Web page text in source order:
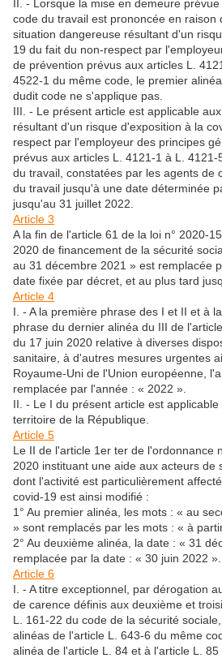
II. - Lorsque la mise en demeure
code du travail est prononcée en raison
situation dangereuse résultant d'un
19 du fait du non-respect par
de prévention prévus aux articles L.
4522-1 du même code, le premier
dudit code ne s'applique pas.
III. - Le présent article est applicable
résultant d'un risque d'exposition à la
respect par l'employeur des principes
prévus aux articles L. 4121-1 à L.
du travail, constatées par les agents de
du travail jusqu'à une date déterminée
jusqu'au 31 juillet 2022.
Article 3
A la fin de l'article 61 de la loi n° 2020-
2020 de financement de la sécurité
au 31 décembre 2021 » est remplacée
date fixée par décret, et au plus tard
Article 4
I. - A la première phrase des I et II et à
phrase du dernier alinéa du III de
du 17 juin 2020 relative à diverses
sanitaire, à d'autres mesures urgentes
Royaume-Uni de l'Union européenne,
remplacée par l'année : « 2022 ».
II. - Le I du présent article est
territoire de la République.
Article 5
Le II de l'article 1er ter de l'ordonnance
2020 instituant une aide aux acteurs de
dont l'activité est particulièrement
covid-19 est ainsi modifié :
1° Au premier alinéa, les mots : « au
» sont remplacés par les mots : « à
2° Au deuxième alinéa, la date : « 31
remplacée par la date : « 30 juin 2022 ».
Article 6
I. - A titre exceptionnel, par dérogation
de carence définis aux deuxième et
L. 161-22 du code de la sécurité
alinéas de l'article L. 643-6 du même
alinéa de l'article L. 84 et à l'article L.